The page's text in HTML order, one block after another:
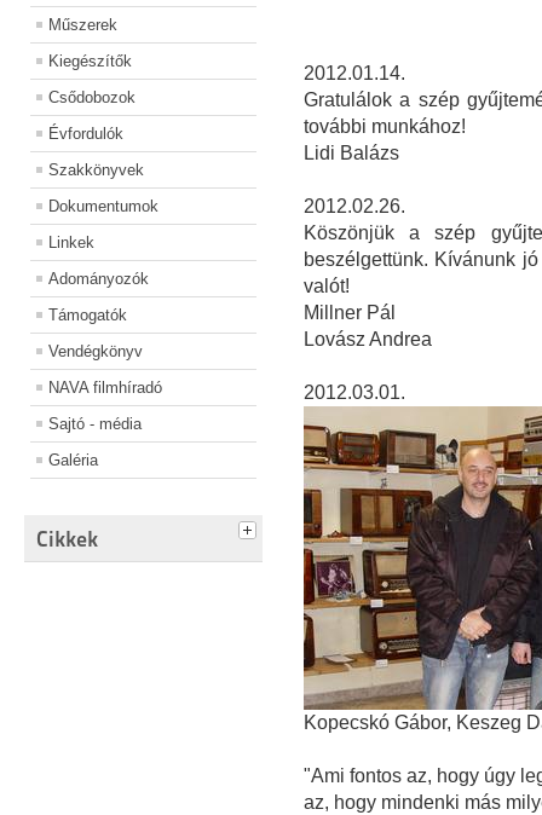
Műszerek
Kiegészítők
Csődobozok
Évfordulók
Szakkönyvek
Dokumentumok
Linkek
Adományozók
Támogatók
Vendégkönyv
NAVA filmhíradó
Sajtó - média
Galéria
Cikkek
2012.01.14.
Gratulálok a szép
további munkához!
Lidi Balázs
2012.02.26.
Köszönjük a szép
beszélgettünk. Kívánunk
valót!
Millner Pál
Lovász Andrea
2012.03.01.
Kopecskó Gábor, Keszeg
"Ami fontos az, hogy úgy
az, hogy mindenki más